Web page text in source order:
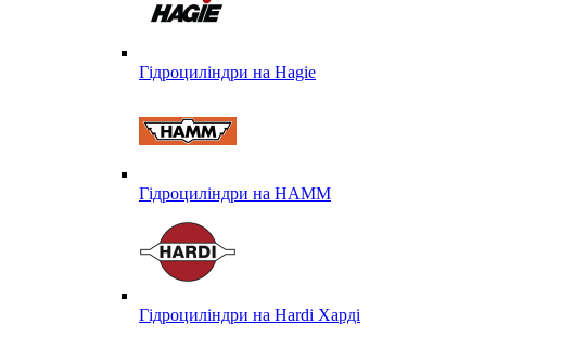
Гідроциліндри на Hagie
Гідроциліндри на HAMM
Гідроциліндри на Hardi Харді